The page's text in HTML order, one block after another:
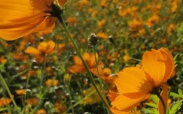
キ
ッ
プ